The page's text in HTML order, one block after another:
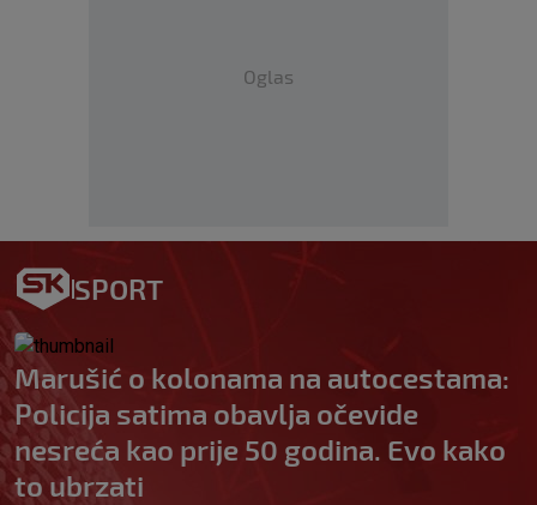
Oglas
SPORT
Marušić o kolonama na autocestama:
Policija satima obavlja očevide
nesreća kao prije 50 godina. Evo kako
to ubrzati